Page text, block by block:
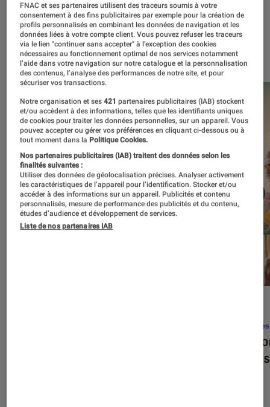
À la une
Séries
FNAC et ses partenaires utilisent des traceurs soumis à votre
consentement à des fins publicitaires par exemple pour la création de
profils personnalisés en combinant les données de navigation et les
données liées à votre compte client. Vous pouvez refuser les traceurs
via le lien "continuer sans accepter" à l’exception des cookies
nécessaires au fonctionnement optimal de nos services notamment
l’aide dans votre navigation sur notre catalogue et la personnalisation
des contenus, l’analyse des performances de notre site, et pour
sécuriser vos transactions.
Notre organisation et ses421 partenaires publicitaires (IAB) stockent
et/ou accèdent à des informations, telles que les identifiants uniques
de cookies pour traiter les données personnelles, sur un appareil. Vous
pouvez accepter ou gérer vos préférences en cliquant ci-dessous ou à
tout moment dans la Politique Cookies.
Nos partenaires publicitaires (IAB) traitent des données selon les
finalités suivantes :
Utiliser des données de géolocalisation précises. Analyser activement
les caractéristiques de l’appareil pour l’identification. Stocker et/ou
accéder à des informations sur un appareil. Publicités et contenu
personnalisés, mesure de performance des publicités et du contenu,
études d’audience et développement de services.
Liste de nos partenaires IAB